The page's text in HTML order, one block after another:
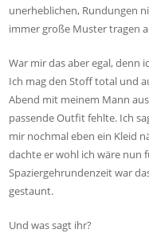
unerheblichen, Rundungen
immer große Muster tragen
War mir das aber egal, denn
Ich mag den Stoff total und
Abend mit meinem Mann
passende Outfit fehlte. Ich
mir nochmal eben ein Kleid
dachte er wohl ich wäre nun
Spaziergehrundenzeit war
gestaunt.
Und was sagt ihr?